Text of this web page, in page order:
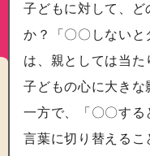
子どもに対して、
か？「〇〇しないと
は、親としては当た
子どもの心に大きな
一方で、「〇〇す
言葉に切り替えるこ